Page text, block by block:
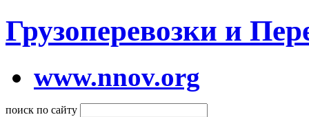
Грузоперевозки и
www.nnov.org
поиск по сайту